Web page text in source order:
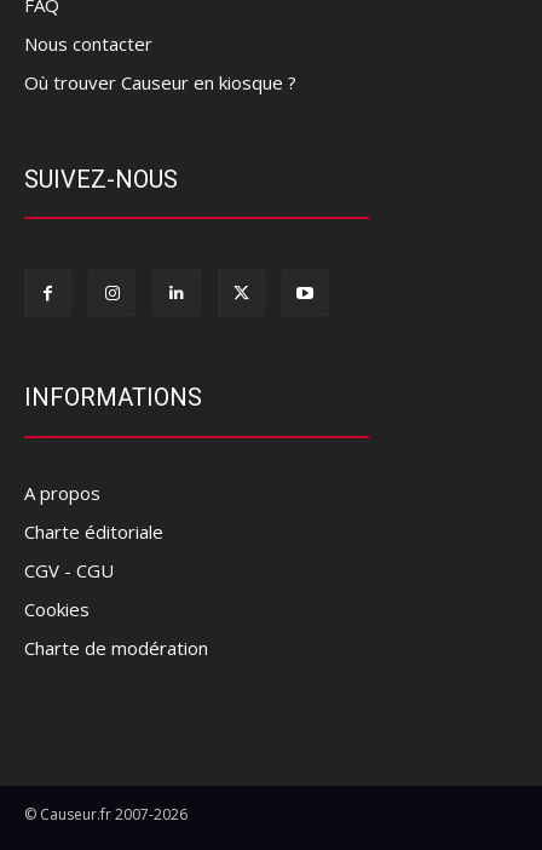
Nous contacter
Où trouver Causeur en kiosque ?
SUIVEZ-NOUS
INFORMATIONS
A propos
Charte éditoriale
CGV - CGU
Cookies
Charte de modération
© Causeur.fr 2007-2026